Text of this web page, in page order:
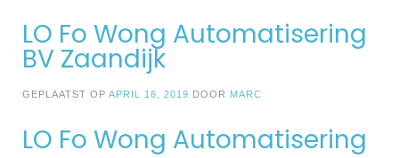
LO Fo Wong Automatisering
BV Zaandijk
GEPLAATST OP APRIL 16, 2019 DOOR MARC
LO Fo Wong Automatisering